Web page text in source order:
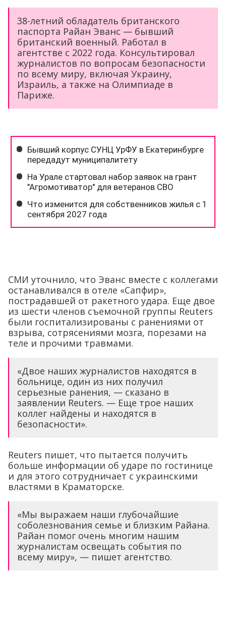
38-летний обладатель британского
паспорта Райан Эванс — бывший
британский военный. Работал в
агентстве с 2022 года. Консультировал
журналистов по вопросам безопасности
по всему миру, включая Украину,
Израиль, а также на Олимпиаде в
Париже.
СМИ уточнило, что Эванс вместе с коллегами
останавливался в отеле «Сапфир»,
пострадавшей от ракетного удара. Еще двое
из шести членов съемочной группы Reuters
были госпитализированы с ранениями от
взрыва, сотрясениями мозга, порезами на
теле и прочими травмами.
«Двое наших журналистов находятся в
больнице, один из них получил
серьезные ранения, — сказано в
заявлении Reuters. — Еще трое наших
коллег найдены и находятся в
безопасности».
Reuters пишет, что пытается получить
больше информации об ударе по гостинице
и для этого сотрудничает с украинскими
властями в Краматорске.
«Мы выражаем наши глубочайшие
соболезнования семье и близким Райана.
Райан помог очень многим нашим
журналистам освещать события по
всему миру», — пишет агентство.